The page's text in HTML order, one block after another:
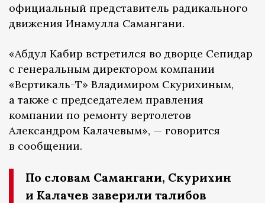
официальный представитель радикального
движения Инамулла Самангани.
«Абдул Кабир встретился во дворце Сепидар
с генеральным директором компании
«Вертикаль-Т» Владимиром Скурихиным,
а также с председателем правления
компании по ремонту вертолетов
Александром Калачевым», — говорится
в сообщении.
По словам Самангани, Скурихин
и Калачев заверили талибов